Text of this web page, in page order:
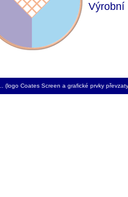
Výrobní
(logo Coates Screen a grafické prvky